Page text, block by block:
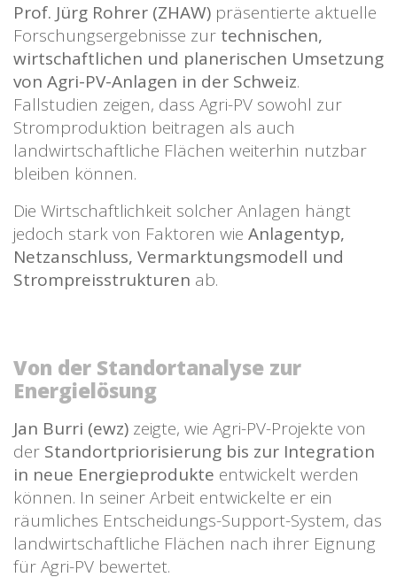
Prof. Jürg Rohrer (ZHAW) präsentierte aktuelle
Forschungsergebnisse zur technischen,
wirtschaftlichen und planerischen Umsetzung
von Agri-PV-Anlagen in der Schweiz.
Fallstudien zeigen, dass Agri-PV sowohl zur
Stromproduktion beitragen als auch
landwirtschaftliche Flächen weiterhin nutzbar
bleiben können.
Die Wirtschaftlichkeit solcher Anlagen hängt
jedoch stark von Faktoren wie Anlagentyp,
Netzanschluss, Vermarktungsmodell und
Strompreisstrukturen ab.
Von der Standortanalyse zur
Energielösung
Jan Burri (ewz) zeigte, wie Agri-PV-Projekte von
der Standortpriorisierung bis zur Integration
in neue Energieprodukte entwickelt werden
können. In seiner Arbeit entwickelte er ein
räumliches Entscheidungs-Support-System, das
landwirtschaftliche Flächen nach ihrer Eignung
für Agri-PV bewertet.